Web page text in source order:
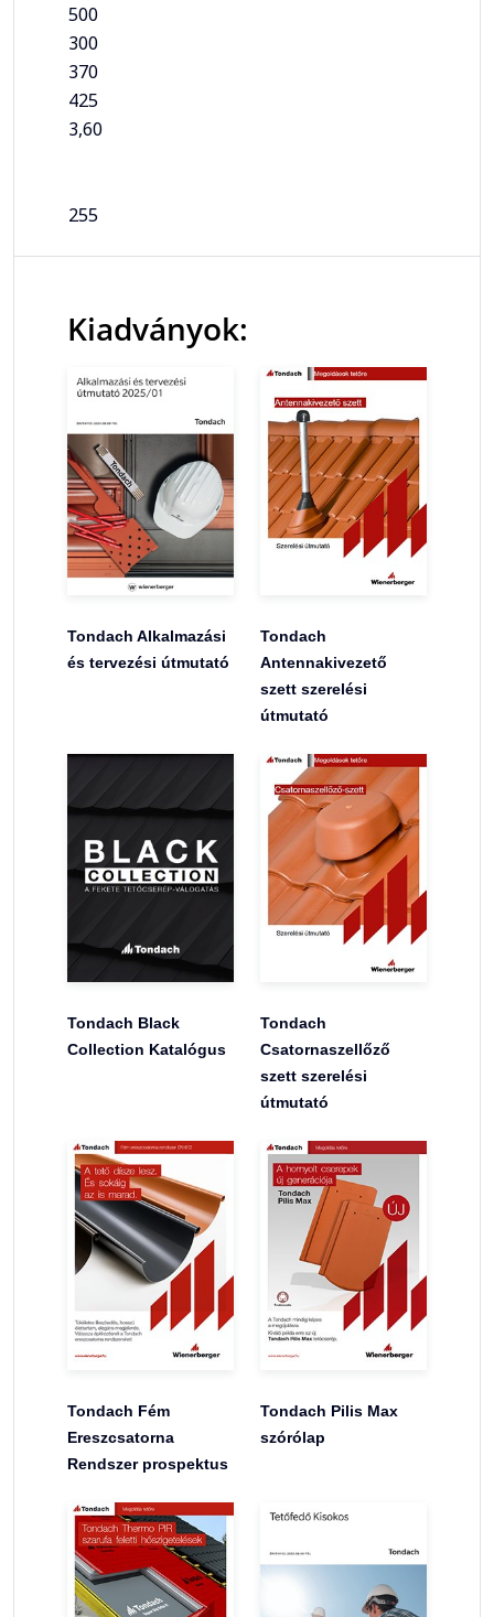
500
300
370
425
3,60
255
Kiadványok:
Tondach Alkalmazási
és tervezési útmutató
Tondach
Antennakivezető
szett szerelési
útmutató
Tondach Black
Collection Katalógus
Tondach
Csatornaszellőző
szett szerelési
útmutató
Tondach Fém
Ereszcsatorna
Rendszer prospektus
Tondach Pilis Max
szórólap